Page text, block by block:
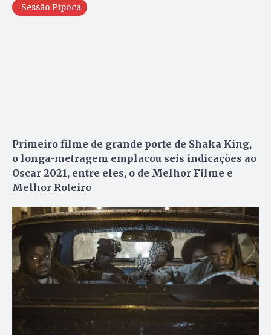
Sessão Pipoca
Primeiro filme de grande porte de Shaka King,
o longa-metragem emplacou seis indicações ao
Oscar 2021, entre eles, o de Melhor Filme e
Melhor Roteiro